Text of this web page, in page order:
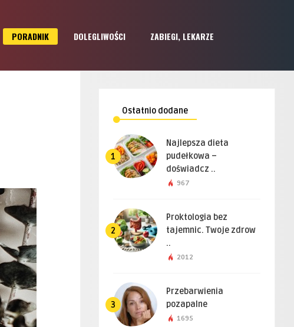
PORADNIK DOLEGLIWOŚCI ZABIEGI, LEKARZE
Ostatnio dodane
1
Najlepsza dieta
pudełkowa –
doświadcz ..
967
2
Proktologia bez
tajemnic. Twoje zdrow
..
2012
3
Przebarwienia
pozapalne
1695